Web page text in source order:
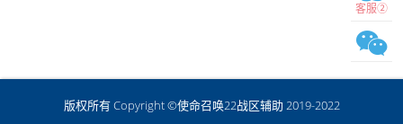
客服②
版权所有 Copyright ©使命召唤22战区辅助 2019-2022